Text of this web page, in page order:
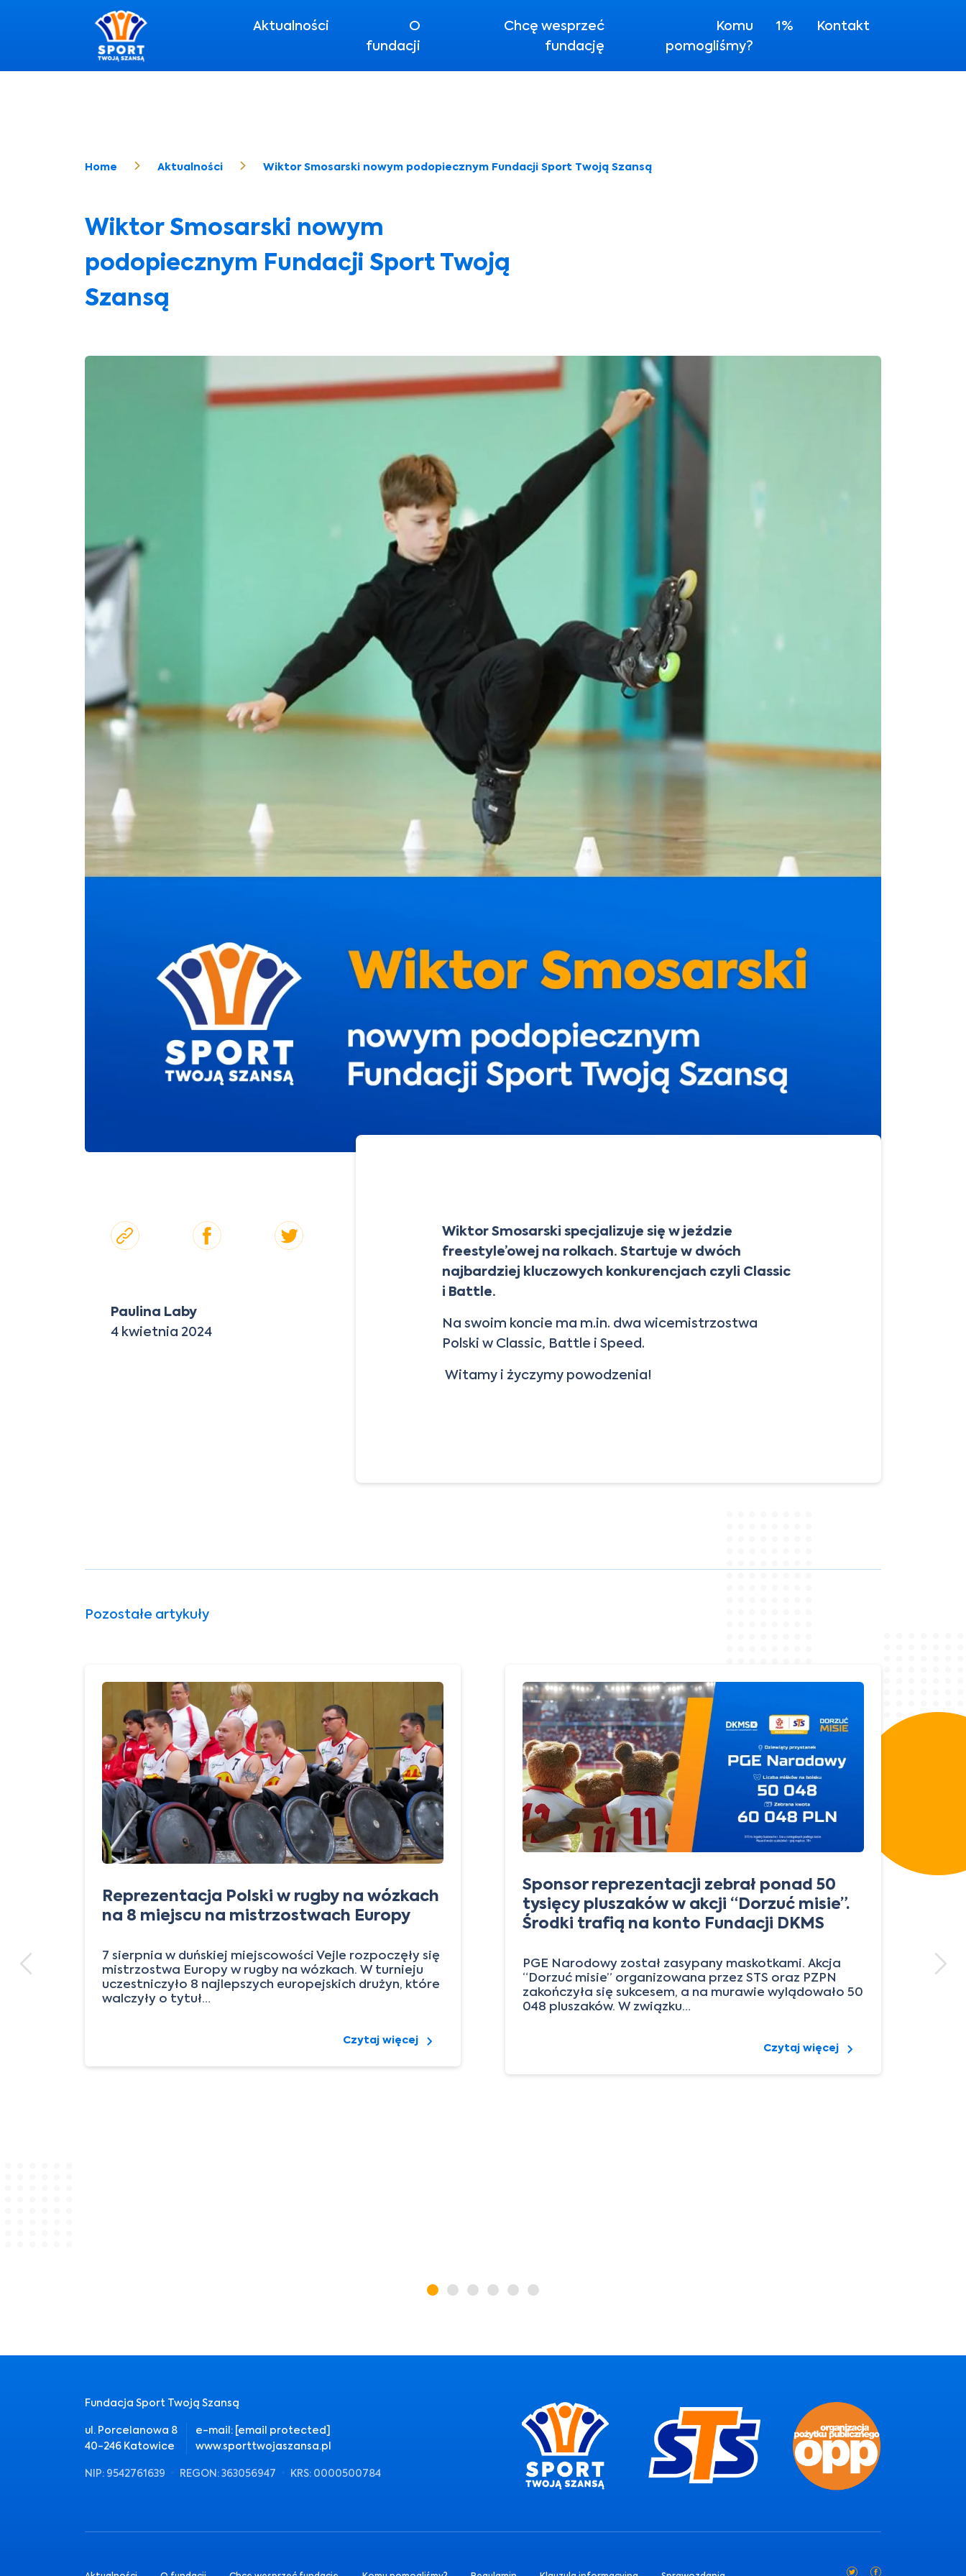
Aktualności
O
fundacji
Chcę wesprzeć
fundację
Komu
pomogliśmy?
1% Kontakt
Home Aktualności Wiktor Smosarski nowym podopiecznym Fundacji Sport Twoją Szansą
Wiktor Smosarski nowym
podopiecznym Fundacji Sport Twoją
Szansą
Paulina Laby
4 kwietnia 2024
Wiktor Smosarski specjalizuje się w jeździe
freestyle’owej na rolkach. Startuje w dwóch
najbardziej kluczowych konkurencjach czyli Classic
i Battle.
Na swoim koncie ma m.in. dwa wicemistrzostwa
Polski w Classic, Battle i Speed.
Witamy i życzymy powodzenia!
Pozostałe artykuły
Reprezentacja Polski w rugby na wózkach
na 8 miejscu na mistrzostwach Europy
7 sierpnia w duńskiej miejscowości Vejle rozpoczęły się
mistrzostwa Europy w rugby na wózkach. W turnieju
uczestniczyło 8 najlepszych europejskich drużyn, które
walczyły o tytuł…
Czytaj więcej
Sponsor reprezentacji zebrał ponad 50
tysięcy pluszaków w akcji “Dorzuć misie”.
Środki trafią na konto Fundacji DKMS
PGE Narodowy został zasypany maskotkami. Akcja
“Dorzuć misie” organizowana przez STS oraz PZPN
zakończyła się sukcesem, a na murawie wylądowało 50
048 pluszaków. W związku…
Czytaj więcej
Fundacja Sport Twoją Szansą
ul. Porcelanowa 8
40-246 Katowice
e-mail: [email protected]
www.sporttwojaszansa.pl
NIP: 9542761639
REGON: 363056947 KRS: 0000500784